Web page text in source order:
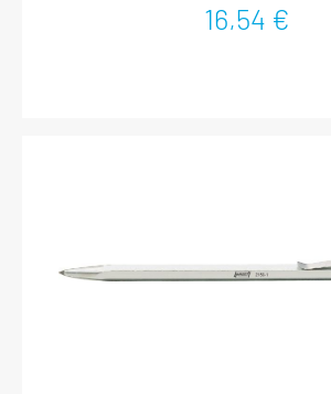
021)Ergonomischer Drehknauf für optimale
16,54 €